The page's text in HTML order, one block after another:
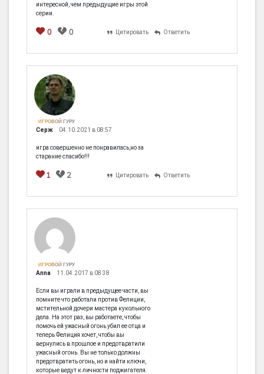
интересной, чем предыдущие игры этой
серии.
0 0 Цитировать Ответить
ИГРОВОЙ ГУРУ
Серж 04.10.2021 в 08:57
игра совершенно не понравилась,но за
старание спасибо!!!
1 2 Цитировать Ответить
ИГРОВОЙ ГУРУ
Anna 11.04.2017 в 08:38
Если вы играли в предыдущее части, вы
помните что работали против Фелиции,
мстительной дочери мастера кукольного
дела. На этот раз, вы работаете, чтобы
помочь ей ужасный огонь убил ее отца и
теперь Фелиция хочет, чтобы вы
вернулись в прошлое и предотвратили
ужасный огонь. Вы не только должны
предотвратить огонь, но и найти ключи,
которые ведут к личности поджигателя.